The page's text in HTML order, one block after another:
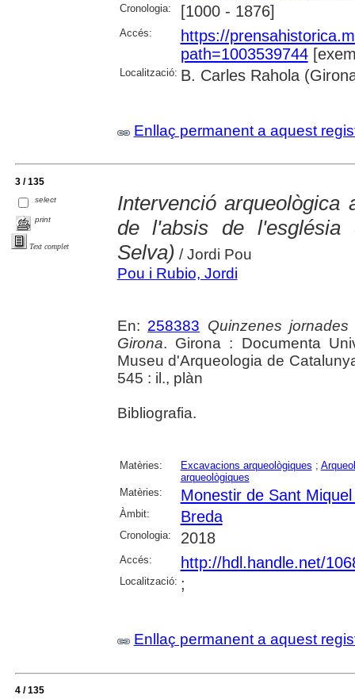
Cronologia:
[1000 - 1876]
Accés:
https://
path=1003539744
Localització: B. Carles Rahola
Enllaç permanent a aquest
3 / 135
select
print
Text complet
Intervenció
de l'absis de
Selva) / Jordi Pou
Pou i Rubio, Jordi
En: 258383 Quinzenes
Girona. Girona : Documenta
Museu d'Arqueologia de
545 : il., plàn
Bibliografia.
Matèries: Excavacions arqueològiques ;
arqueològiques
Matèries:
Monestir de Sant
Àmbit: Breda
Cronologia: 2018
Accés: http://hdl.handle.net/
Localització: ;
Enllaç permanent a aquest
4 / 135